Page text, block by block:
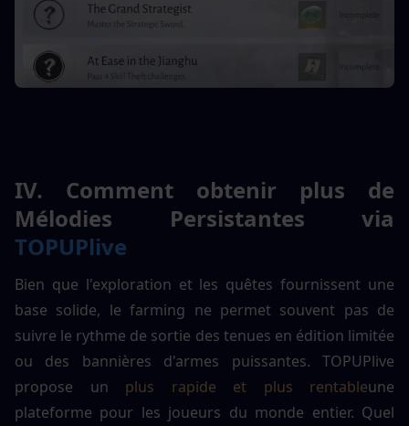
IV. Comment obtenir plus de
TOPUPlive
Bien que l'exploration et les quêtes fournissent une
base solide, le farming ne permet souvent pas de
suivre le rythme de sortie des tenues en édition limitée
ou des bannières d'armes puissantes. TOPUPlive
propose un plus rapide et plus rentableune
plateforme pour les joueurs du monde entier. Quel